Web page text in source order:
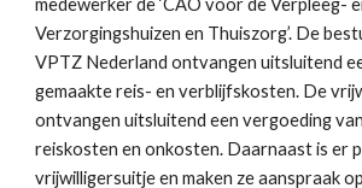
medewerker de ‘CAO voor de Verpleeg-
Verzorgingshuizen en Thuiszorg’. De
VPTZ Nederland ontvangen uitsluitend
gemaakte reis- en verblijfskosten. De
ontvangen uitsluitend een vergoeding
reiskosten en onkosten. Daarnaast is er
vrijwilligersuitje en maken ze aanspraak op